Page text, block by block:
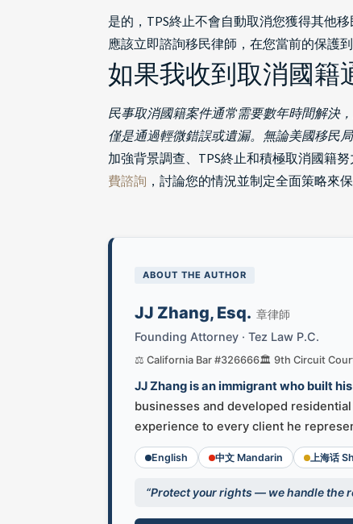
是的，TPS終止不會自動取消您獲得其他
應該立即諮詢移民律師，在您當前的保護
如果我收到取消國籍
民事取消國籍案件通常需要數年時間解決
僅是通過輕微錯誤或遺漏。無論美國移民
加強背景調查、TPS終止和積極取消國籍
費諮詢 ，討論您的情況並制定全面策略來
ABOUT THE AUTHOR
JJ Zhang, Esq. 章律師
Founding Attorney · Tez Law P.C.
⚖️ California Bar #326666🏛️ 9th Circuit
JJ Zhang is an immigrant who built
businesses and developed
experience to every client he
English 中文 Mandarin 上海话
“Protect your rights — we handle the